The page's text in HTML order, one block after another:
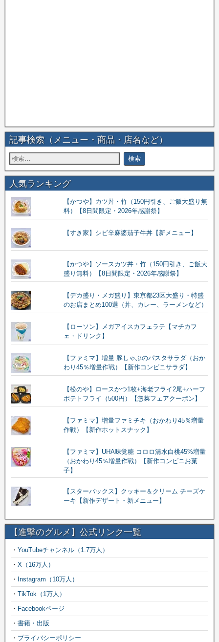
記事検索（メニュー・商品・店名など）
人気ランキング
【かつや】カツ丼・竹（150円引き、ご飯大盛り無
料）【8日間限定・2026年感謝祭】
【すき家】シビ辛麻婆茄子牛丼【新メニュー】
【かつや】ソースカツ丼・竹（150円引き、ご飯大
盛り無料）【8日間限定・2026年感謝祭】
【デカ盛り・メガ盛り】東京都23区大盛り・特盛
のお店まとめ100選（丼、カレー、ラーメンなど）
【ローソン】メガアイスカフェラテ【マチカフ
ェ・ドリンク】
【ファミマ】増量 豚しゃぶのパスタサラダ（おか
わり45％増量作戦）【新作コンビニサラダ】
【松のや】ロースかつ1枚+海老フライ2尾+ハーフ
ポテトフライ（500円）【惣菜フェアクーポン】
【ファミマ】増量ファミチキ（おかわり45％増量
作戦）【新作ホットスナック】
【ファミマ】UHA味覚糖 コロロ清水白桃45%増量
（おかわり45％増量作戦）【新作コンビニお菓
子】
【スターバックス】クッキー＆クリーム チーズケ
ーキ【新作デザート・新メニュー】
【進撃のグルメ】公式リンク一覧
・ YouTubeチャンネル（1.7万人）
・ X（16万人）
・ Instagram（10万人）
・ TikTok（1万人）
・ Facebookページ
・ 書籍・出版
・ プライバシーポリシー